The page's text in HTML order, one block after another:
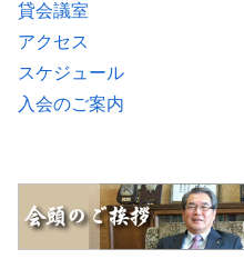
貸会議室
アクセス
スケジュール
入会のご案内